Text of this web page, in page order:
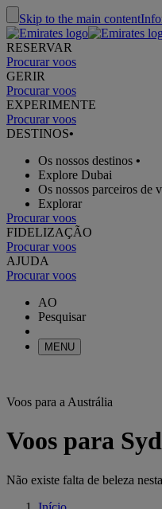
Skip to the main content
RESERVAR
Procurar voos
GERIR
Procurar voos
EXPERIMENTE
Procurar voos
DESTINOS•
Os nossos destinos •
Explore Dubai
Os nossos parceiros de
Explorar
Procurar voos
FIDELIZAÇÃO
Procurar voos
AJUDA
Procurar voos
AO
Pesquisar
MENU
Voos para a Austrália
Voos para
Não existe falta de beleza